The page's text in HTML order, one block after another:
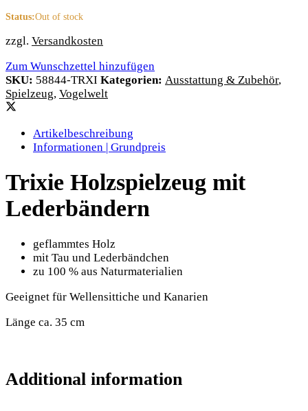
Status:Out of stock
zzgl. Versandkosten
Zum Wunschzettel hinzufügen
SKU: 58844-TRXI Kategorien: Ausstattung & Zubehör,
Spielzeug, Vogelwelt
Artikelbeschreibung
Informationen | Grundpreis
Trixie Holzspielzeug mit
Lederbändern
geflammtes Holz
mit Tau und Lederbändchen
zu 100 % aus Naturmaterialien
Geeignet für Wellensittiche und Kanarien
Länge ca. 35 cm
Additional information